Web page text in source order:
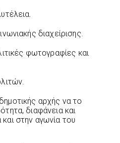
διαχείρισης.
φωτογραφίες και
αρχής να το
διαφάνεια και
στην αγωνία του